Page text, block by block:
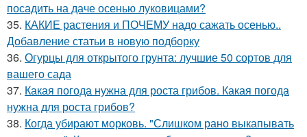
посадить на даче осенью луковицами?
35. КАКИЕ растения и ПОЧЕМУ надо сажать осенью..
Добавление статьи в новую подборку
36. Огурцы для открытого грунта: лучшие 50 сортов для
вашего сада
37. Какая погода нужна для роста грибов. Какая погода
нужна для роста грибов?
38. Когда убирают морковь. "Слишком рано выкапывать